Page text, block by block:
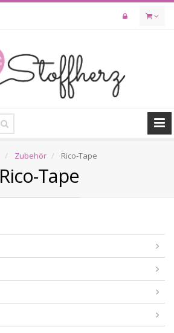
Zubehör Rico-Tape
Rico-Tape